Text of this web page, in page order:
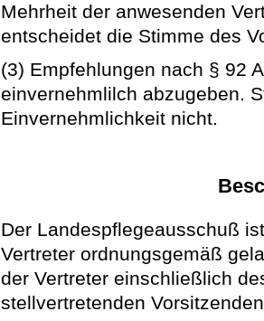
Mehrheit der anwesenden
entscheidet die Stimme des
(3) Empfehlungen nach § 92
einvernehmlilch abzugeben.
Einvernehmlichkeit nicht.
Der Landespflegeausschuß
Vertreter ordnungsgemäß
der Vertreter einschließlich
stellvertretenden